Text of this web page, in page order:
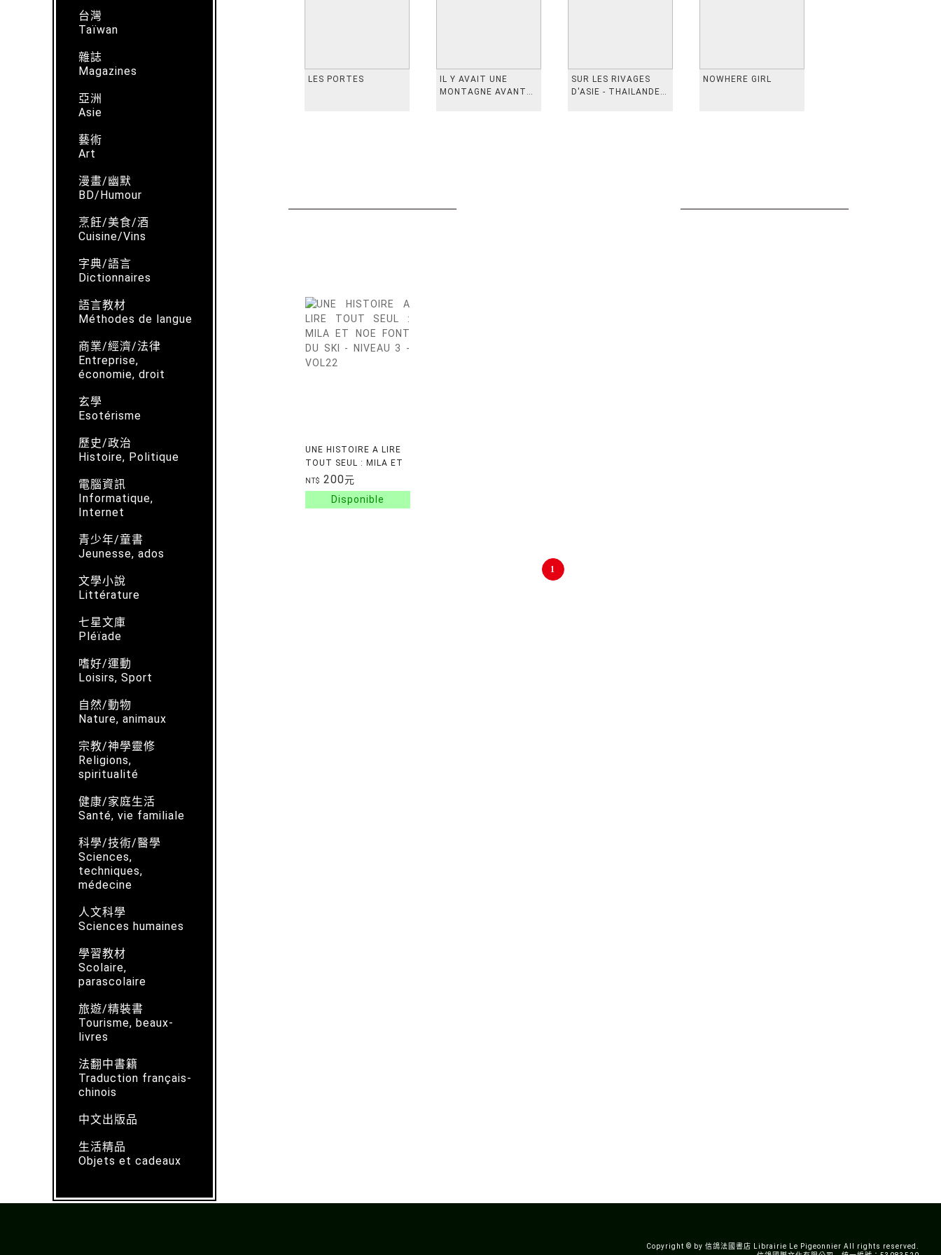
台灣
Taïwan
雜誌
Magazines
亞洲
Asie
藝術
Art
漫畫/幽默
BD/Humour
烹飪/美食/酒
Cuisine/Vins
字典/語言
Dictionnaires
語言教材
Méthodes de langue
商業/經濟/法律
Entreprise,
économie, droit
玄學
Esotérisme
歷史/政治
Histoire, Politique
電腦資訊
Informatique,
Internet
青少年/童書
Jeunesse, ados
文學小說
Littérature
七星文庫
Pléïade
嗜好/運動
Loisirs, Sport
自然/動物
Nature, animaux
宗教/神學靈修
Religions,
spiritualité
健康/家庭生活
Santé, vie familiale
科學/技術/醫學
Sciences,
techniques,
médecine
人文科學
Sciences humaines
學習教材
Scolaire,
parascolaire
旅遊/精裝書
Tourisme, beaux-
livres
法翻中書籍
Traduction français-
chinois
中文出版品
生活精品
Objets et cadeaux
LES PORTES
IL Y AVAIT UNE
MONTAGNE AVANT
SUR LES RIVAGES
D'ASIE - THAILANDE,
NOWHERE GIRL
UNE HISTOIRE A LIRE
TOUT SEUL : MILA ET
NOE FONT DU SKI -
NIVEAU 3 - VOL22
NT$ 200元
1
Copyright © by 信鴿法國書店 Librairie Le Pigeonnier All rights reserved.